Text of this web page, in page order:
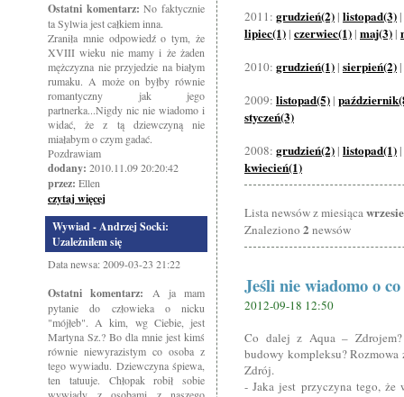
Ostatni komentarz: No faktycznie
ta Sylwia jest całkiem inna.
Zraniła mnie odpowiedź o tym, że
XVIII wieku nie mamy i że żaden
mężczyzna nie przyjedzie na białym
rumaku. A może on byłby równie
romantyczny jak jego
partnerka...Nigdy nic nie wiadomo i
widać, że z tą dziewczyną nie
miałabym o czym gadać.
Pozdrawiam
dodany: 2010.11.09 20:20:42
przez: Ellen
czytaj więcej
Wywiad - Andrzej Socki:
Uzależniłem się
Data newsa: 2009-03-23 21:22
Ostatni komentarz: A ja mam
pytanie do człowieka o nicku
"mójłeb". A kim, wg Ciebie, jest
Martyna Sz.? Bo dla mnie jest kimś
równie niewyrazistym co osoba z
tego wywiadu. Dziewczyna śpiewa,
ten tatuuje. Chłopak robił sobie
2011: grudzień(2) | listopad(3) |
lipiec(1) | czerwiec(1) | maj(3) |
2010: grudzień(1) | sierpień(2) |
2009: listopad(5) |
styczeń(3)
2008: grudzień(2) | listopad(1) |
kwiecień(1)
Lista newsów z miesiąca
Znaleziono 2 newsów
Jeśli nie wiadomo o
2012-09-18 12:50
Co dalej z Aqua – Zdrojem?
budowy kompleksu? Rozmowa
Zdrój.
- Jaka jest przyczyna tego, że